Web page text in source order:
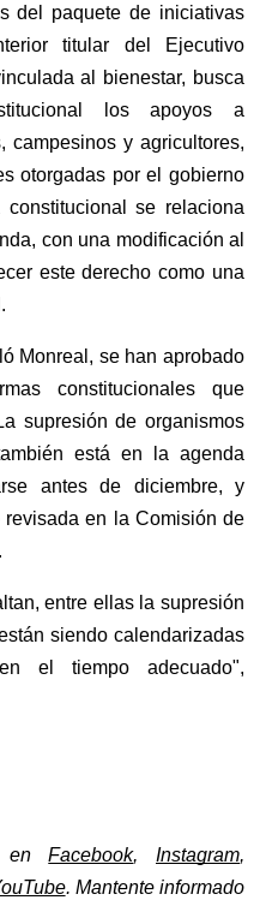
del paquete de iniciativas
titular del Ejecutivo
al bienestar, busca
los apoyos a
campesinos y agricultores,
otorgadas por el gobierno
se relaciona
con una modificación al
este derecho como una
Monreal, se han aprobado
constitucionales que
supresión de organismos
está en la agenda
antes de diciembre, y
en la Comisión de
entre ellas la supresión
siendo calendarizadas
el tiempo adecuado",
en Facebook, Instagram,
. Mantente informado